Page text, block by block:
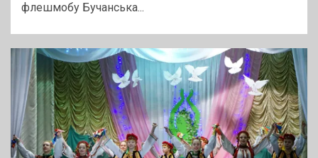
флешмобу Бучанська...